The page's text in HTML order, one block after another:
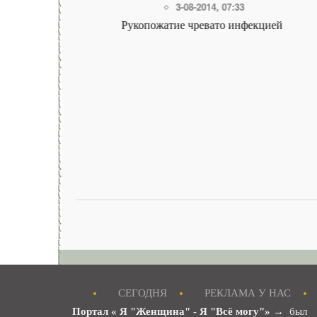
3-08-2014, 07:33
Рукопожатие чревато инфекцией
СЕГОДНЯ РЕКЛАМА У НАС
Портал « Я "Женщина" - Я "Всё могу"» → был